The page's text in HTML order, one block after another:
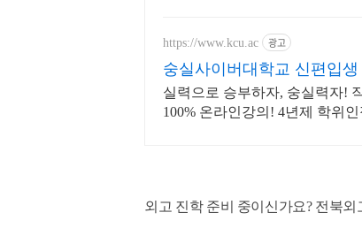
https://www.kcu.ac 광고
숭실사이버대학교 신편입
실력으로 승부하자, 숭실력자!
100% 온라인강의! 4년제 학위
외고 진학 준비 중이신가요? 전북